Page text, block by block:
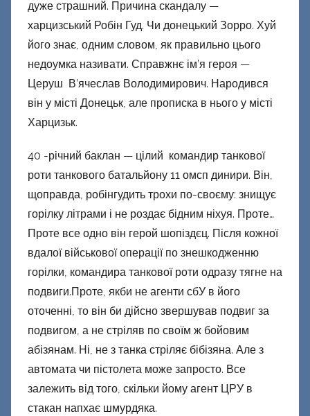
дуже страшний. Причина скандалу —
харцизський Робін Гуд. Чи донецький Зорро. Хуй
його знає, одним словом, як правильно цього
недоумка називати. Справжнє ім’я героя —
Церуш В’ячеслав Володимирович. Народився
він у місті Донецьк, але прописка в нього у місті
Харцизьк.
40 -річний баклан — цілий командир танкової
роти танкового батальйону 11 омсп динири. Він,
щоправда, робінгудить трохи по-своєму: знищує
горілку літрами і не роздає бідним ніхуя. Проте…
Проте все одно він герой шопіздєц. Після кожної
вдалої військової операції по знешкодженню
горілки, командира танкової роти одразу тягне на
подвиги.Проте, якби не агенти сбУ в його
оточенні, то він би дійсно звершував подвиг за
подвигом, а не стріляв по своїм ж бойовим
абізянам. Ні, не з танка стріляє бібізяна. Але з
автомата чи пістолета може запросто. Все
залежить від того, скільки йому агент ЦРУ в
стакан напхає шмурдяка.